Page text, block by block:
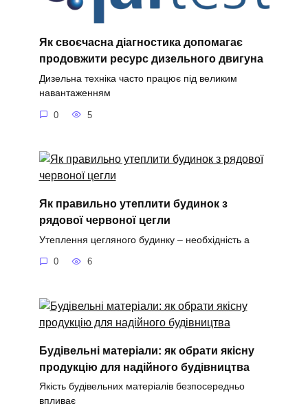
Як своєчасна діагностика допомагає
продовжити ресурс дизельного двигуна
Дизельна техніка часто працює під великим
навантаженням
0 5
Як правильно утеплити будинок з
рядової червоної цегли
Утеплення цегляного будинку – необхідність а
0 6
Будівельні матеріали: як обрати якісну
продукцію для надійного будівництва
Якість будівельних матеріалів безпосередньо
впливає